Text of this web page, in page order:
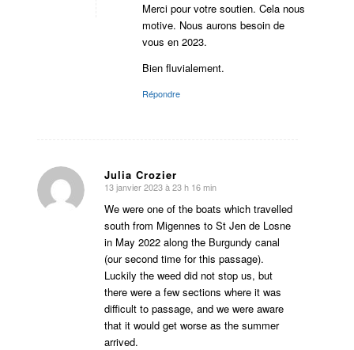
Merci pour votre soutien. Cela nous
motive. Nous aurons besoin de
vous en 2023.
Bien fluvialement.
Répondre
Julia Crozier
dit
:
13 janvier 2023 à 23 h 16 min
We were one of the boats which travelled
south from Migennes to St Jen de Losne
in May 2022 along the Burgundy canal
(our second time for this passage).
Luckily the weed did not stop us, but
there were a few sections where it was
difficult to passage, and we were aware
that it would get worse as the summer
arrived.